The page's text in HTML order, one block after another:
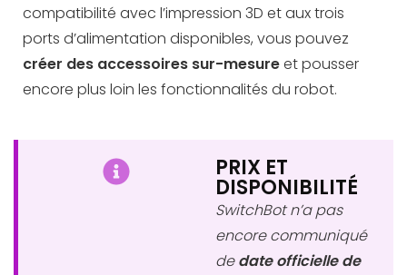
compatibilité avec l’impression 3D et aux trois
ports d’alimentation disponibles, vous pouvez
créer des accessoires sur-mesureet pousser
encore plus loin les fonctionnalités du robot.
PRIX ET
DISPONIBILITÉ
SwitchBot n’a pas
encore communiqué
dedate officielle de